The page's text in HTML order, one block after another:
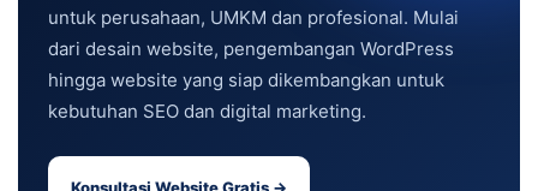
untuk perusahaan, UMKM dan profesional. Mulai
dari desain website, pengembangan WordPress
hingga website yang siap dikembangkan untuk
kebutuhan SEO dan digital marketing.